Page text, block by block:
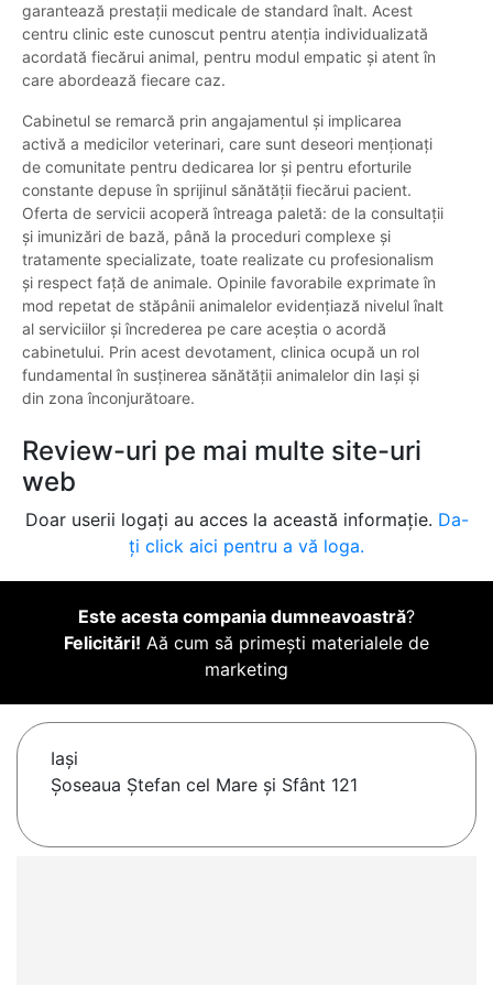
garantează prestații medicale de standard înalt. Acest
centru clinic este cunoscut pentru atenția individualizată
acordată fiecărui animal, pentru modul empatic și atent în
care abordează fiecare caz.
Cabinetul se remarcă prin angajamentul și implicarea
activă a medicilor veterinari, care sunt deseori menționați
de comunitate pentru dedicarea lor și pentru eforturile
constante depuse în sprijinul sănătății fiecărui pacient.
Oferta de servicii acoperă întreaga paletă: de la consultații
și imunizări de bază, până la proceduri complexe și
tratamente specializate, toate realizate cu profesionalism
și respect față de animale. Opinile favorabile exprimate în
mod repetat de stăpânii animalelor evidențiază nivelul înalt
al serviciilor și încrederea pe care aceștia o acordă
cabinetului. Prin acest devotament, clinica ocupă un rol
fundamental în susținerea sănătății animalelor din Iași și
din zona înconjurătoare.
Review-uri pe mai multe site-uri
web
Doar userii logați au acces la această informație. Da-
ți click aici pentru a vă loga.
Este acesta compania dumneavoastră?
Felicitări! Aă cum să primești materialele de
marketing
Iaşi
Șoseaua Ștefan cel Mare și Sfânt 121